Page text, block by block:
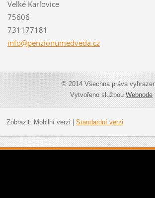
Velké Karlovice
75606
731177181
info@penzionumedveda.cz
© 2014 Všechna práva
Vytvořeno službouWebnode
Zobrazit: Mobilní verzi Standardní verzi